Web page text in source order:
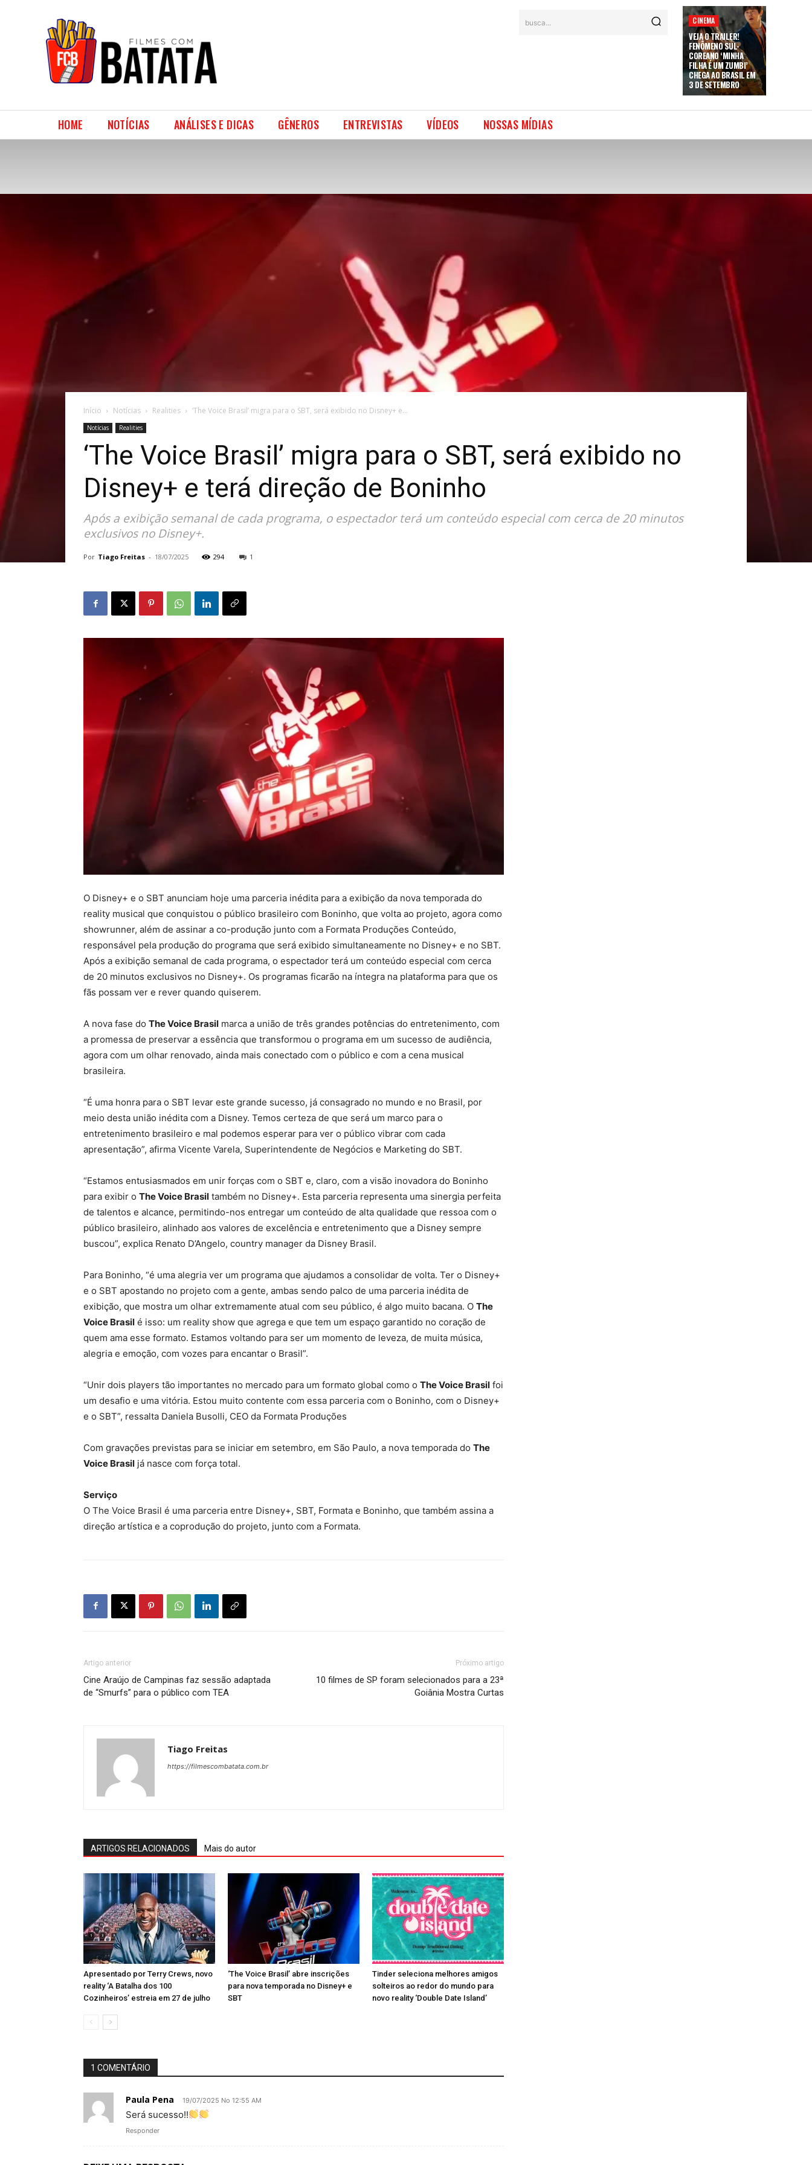
busca... CINEMA
VEJA O TRAILER!
FENÔMENO SUL-
COREANO ‘MINHA
FILHA É UM ZUMBI’
CHEGA AO BRASIL EM
3 DE SETEMBRO
HOME NOTÍCIAS ANÁLISES E DICAS GÊNEROS ENTREVISTAS VÍDEOS NOSSAS MÍDIAS
Início Notícias Realities ‘The Voice Brasil’ migra para o SBT, será exibido no Disney+ e...
Notícias Realities
‘The Voice Brasil’ migra para o SBT, será exibido no
Disney+ e terá direção de Boninho
Após a exibição semanal de cada programa, o espectador terá um conteúdo especial com cerca de 20 minutos
exclusivos no Disney+.
Por Tiago Freitas - 18/07/2025 294 1
O Disney+ e o SBT anunciam hoje uma parceria inédita para a exibição da nova temporada do
reality musical que conquistou o público brasileiro com Boninho, que volta ao projeto, agora como
showrunner, além de assinar a co-produção junto com a Formata Produções Conteúdo,
responsável pela produção do programa que será exibido simultaneamente no Disney+ e no SBT.
Após a exibição semanal de cada programa, o espectador terá um conteúdo especial com cerca
de 20 minutos exclusivos no Disney+. Os programas ficarão na íntegra na plataforma para que os
fãs possam ver e rever quando quiserem.
A nova fase do The Voice Brasil marca a união de três grandes potências do entretenimento, com
a promessa de preservar a essência que transformou o programa em um sucesso de audiência,
agora com um olhar renovado, ainda mais conectado com o público e com a cena musical
brasileira.
“É uma honra para o SBT levar este grande sucesso, já consagrado no mundo e no Brasil, por
meio desta união inédita com a Disney. Temos certeza de que será um marco para o
entretenimento brasileiro e mal podemos esperar para ver o público vibrar com cada
apresentação”, afirma Vicente Varela, Superintendente de Negócios e Marketing do SBT.
“Estamos entusiasmados em unir forças com o SBT e, claro, com a visão inovadora do Boninho
para exibir o The Voice Brasil também no Disney+. Esta parceria representa uma sinergia perfeita
de talentos e alcance, permitindo-nos entregar um conteúdo de alta qualidade que ressoa com o
público brasileiro, alinhado aos valores de excelência e entretenimento que a Disney sempre
buscou”, explica Renato D’Angelo, country manager da Disney Brasil.
Para Boninho, “é uma alegria ver um programa que ajudamos a consolidar de volta. Ter o Disney+
e o SBT apostando no projeto com a gente, ambas sendo palco de uma parceria inédita de
exibição, que mostra um olhar extremamente atual com seu público, é algo muito bacana. O The
Voice Brasil é isso: um reality show que agrega e que tem um espaço garantido no coração de
quem ama esse formato. Estamos voltando para ser um momento de leveza, de muita música,
alegria e emoção, com vozes para encantar o Brasil”.
“Unir dois players tão importantes no mercado para um formato global como o The Voice Brasil foi
um desafio e uma vitória. Estou muito contente com essa parceria com o Boninho, com o Disney+
e o SBT”, ressalta Daniela Busolli, CEO da Formata Produções
Com gravações previstas para se iniciar em setembro, em São Paulo, a nova temporada do The
Voice Brasil já nasce com força total.
Serviço
O The Voice Brasil é uma parceria entre Disney+, SBT, Formata e Boninho, que também assina a
direção artística e a coprodução do projeto, junto com a Formata.
Artigo anterior
Cine Araújo de Campinas faz sessão adaptada
de “Smurfs” para o público com TEA
Próximo artigo
10 filmes de SP foram selecionados para a 23ª
Goiânia Mostra Curtas
Tiago Freitas
https://filmescombatata.com.br
ARTIGOS RELACIONADOS Mais do autor
Apresentado por Terry Crews, novo
reality ‘A Batalha dos 100
Cozinheiros’ estreia em 27 de julho
‘The Voice Brasil’ abre inscrições
para nova temporada no Disney+ e
SBT
Tinder seleciona melhores amigos
solteiros ao redor do mundo para
novo reality ‘Double Date Island’
1 COMENTÁRIO
Paula Pena 19/07/2025 No 12:55 AM
Será sucesso!!
Responder